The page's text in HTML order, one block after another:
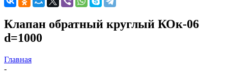
Клапан обратный круглый КОк-06
d=1000
Главная
-